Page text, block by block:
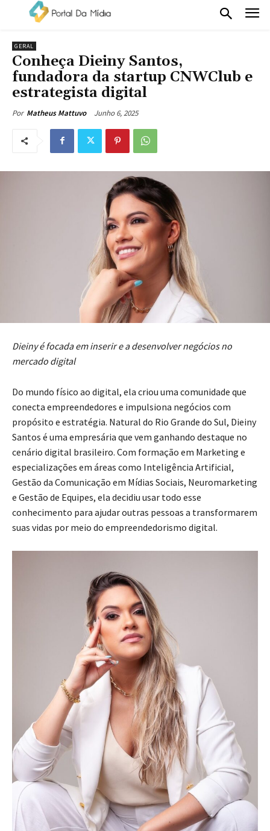
GERAL
Conheça Dieiny Santos,
fundadora da startup CNWClub e
estrategista digital
Por Matheus Mattuvo Junho 6, 2025
Dieiny é focada em inserir e a desenvolver negócios no
mercado digital
Do mundo físico ao digital, ela criou uma comunidade que
conecta empreendedores e impulsiona negócios com
propósito e estratégia. Natural do Rio Grande do Sul, Dieiny
Santos é uma empresária que vem ganhando destaque no
cenário digital brasileiro. Com formação em Marketing e
especializações em áreas como Inteligência Artificial,
Gestão da Comunicação em Mídias Sociais, Neuromarketing
e Gestão de Equipes, ela decidiu usar todo esse
conhecimento para ajudar outras pessoas a transformarem
suas vidas por meio do empreendedorismo digital.